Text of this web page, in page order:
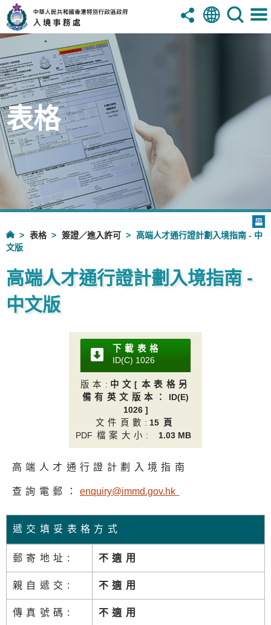
表格
表格 簽證／進入許可
高端人才通行證計劃入境指南 - 中
文版
高端人才通行證計劃入境指南 -
中文版
下載表格
ID(C) 1026
版本 : 中文[本表格另
備有英文版本： ID(E)
1026 ]
文件頁數 : 15頁
PDF檔案大小: 1.03 MB
高端人才通行證計劃入境指南
查詢電郵： enquiry@immd.gov.hk
遞交填妥表格方式
郵寄地址: 不適用
親自遞交: 不適用
傳真號碼: 不適用